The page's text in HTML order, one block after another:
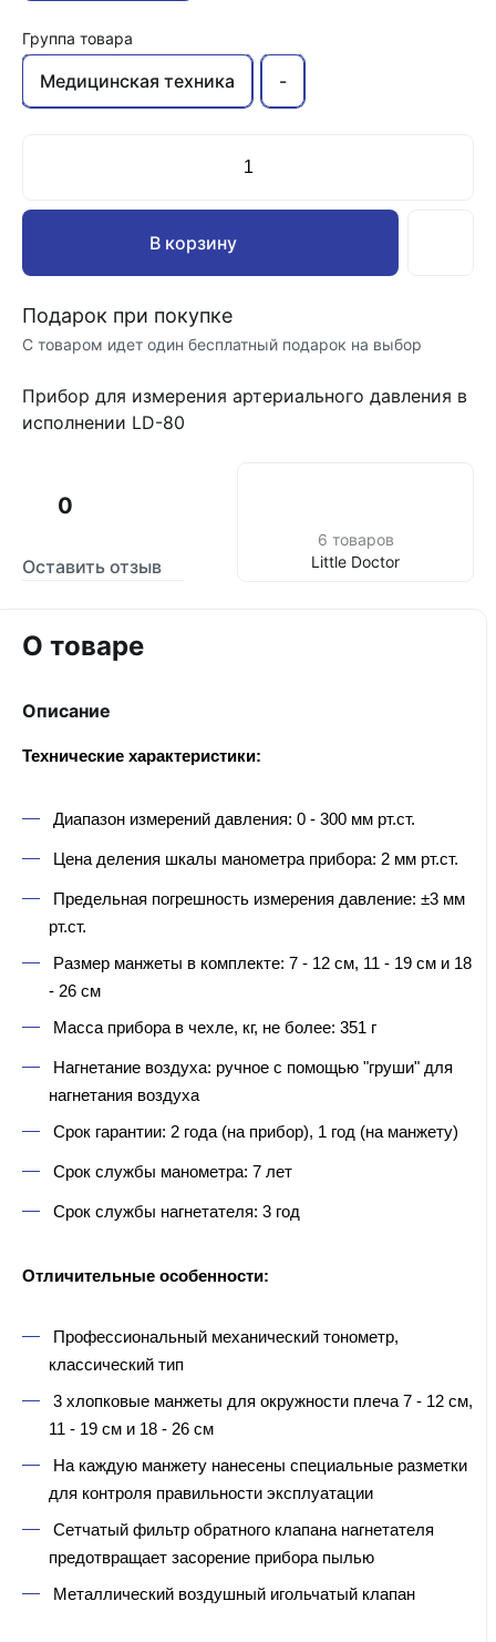
Группа товара
Медицинская техника -
В корзину
Подарок при покупке
С товаром идет один бесплатный подарок на выбор
Прибор для измерения артериального давления в
исполнении LD-80
0
Оставить отзыв
6 товаров
Little Doctor
О товаре
Описание
Технические характеристики:
Диапазон измерений давления: 0 - 300 мм рт.ст.
Цена деления шкалы манометра прибора: 2 мм рт.ст.
Предельная погрешность измерения давление: ±3 мм
рт.ст.
Размер манжеты в комплекте: 7 - 12 см, 11 - 19 см и 18
- 26 см
Масса прибора в чехле, кг, не более: 351 г
Нагнетание воздуха: ручное с помощью "груши" для
нагнетания воздуха
Срок гарантии: 2 года (на прибор), 1 год (на манжету)
Срок службы манометра: 7 лет
Срок службы нагнетателя: 3 год
Отличительные особенности:
Профессиональный механический тонометр,
классический тип
3 хлопковые манжеты для окружности плеча 7 - 12 см,
11 - 19 см и 18 - 26 см
На каждую манжету нанесены специальные разметки
для контроля правильности эксплуатации
Сетчатый фильтр обратного клапана нагнетателя
предотвращает засорение прибора пылью
Металлический воздушный игольчатый клапан